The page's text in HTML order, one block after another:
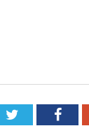
Twitter